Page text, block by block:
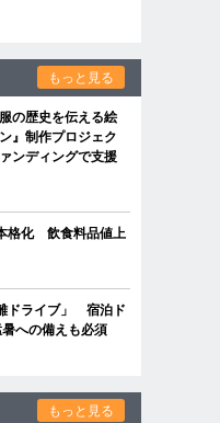
もっと見る
の歴史を伝える絵
』制作プロジェク
ンディングで支援
格化 飲食料品値上
ドライブ」 宿泊ド
への備えも必須
もっと見る